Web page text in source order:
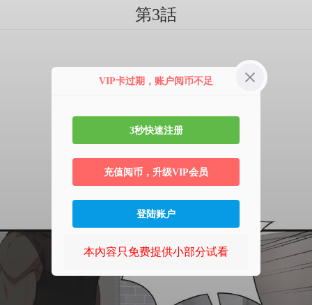
第3話
VIP卡过期，账户阅币不足
3秒快速注册
充值阅币，升级VIP会员
登陆账户
本內容只免费提供小部分试看